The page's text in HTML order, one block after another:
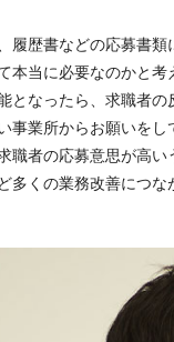
履歴書などの応募書
本当に必要なのかと
となったら、求職者の
事業所からお願いを
職者の応募意思が高
多くの業務改善につな